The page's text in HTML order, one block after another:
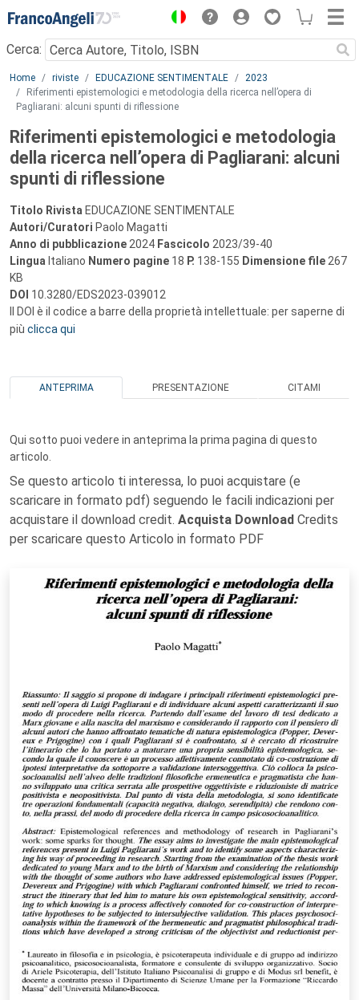
Menu
Cerca:
Main content
Home riviste EDUCAZIONE SENTIMENTALE
2023
Riferimenti epistemologici e metodologia della ricerca nell’opera di
Pagliarani: alcuni spunti di riflessione
Riferimenti epistemologici e metodologia
della ricerca nell’opera di Pagliarani: alcuni
spunti di riflessione
Titolo Rivista EDUCAZIONE SENTIMENTALE
Autori/Curatori Paolo Magatti
Anno di pubblicazione 2024 Fascicolo 2023/39-40
Lingua Italiano Numero pagine 18 P. 138-155 Dimensione file 267
KB
DOI 10.3280/EDS2023-039012
Il DOI è il codice a barre della proprietà intellettuale: per saperne di
più clicca qui
ANTEPRIMA PRESENTAZIONE CITAMI
Qui sotto puoi vedere in anteprima la prima pagina di questo
articolo.
Se questo articolo ti interessa, lo puoi acquistare (e
scaricare in formato pdf) seguendo le facili indicazioni per
acquistare il download credit. Acquista Download Credits
per scaricare questo Articolo in formato PDF